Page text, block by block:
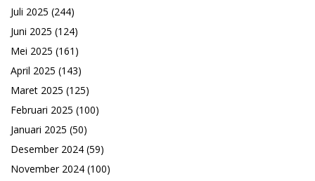
Juli 2025 (244)
Juni 2025 (124)
Mei 2025 (161)
April 2025 (143)
Maret 2025 (125)
Februari 2025 (100)
Januari 2025 (50)
Desember 2024 (59)
November 2024 (100)